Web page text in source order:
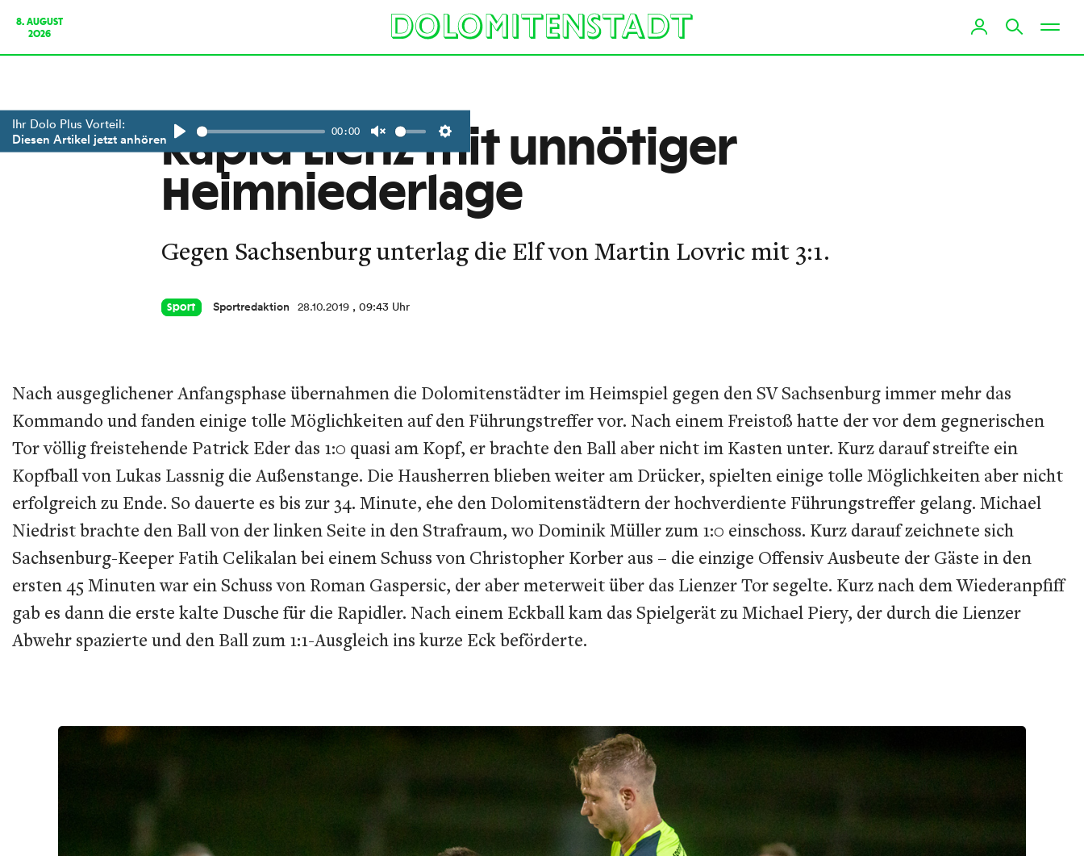
8. AUGUST
2026
Ihr Dolo Plus Vorteil:
Diesen Artikel jetzt anhören
Play
00:00
Unmute Settings
Rapid Lienz mit unnötiger
Heimniederlage
Gegen Sachsenburg unterlag die Elf von Martin Lovric mit 3:1.
Sport Sportredaktion 28.10.2019 , 09:43 Uhr
Nach ausgeglichener Anfangsphase übernahmen die Dolomitenstädter im Heimspiel gegen den SV Sachsenburg immer mehr das
Kommando und fanden einige tolle Möglichkeiten auf den Führungstreffer vor. Nach einem Freistoß hatte der vor dem gegnerischen
Tor völlig freistehende Patrick Eder das 1:0 quasi am Kopf, er brachte den Ball aber nicht im Kasten unter. Kurz darauf streifte ein
Kopfball von Lukas Lassnig die Außenstange. Die Hausherren blieben weiter am Drücker, spielten einige tolle Möglichkeiten aber nicht
erfolgreich zu Ende. So dauerte es bis zur 34. Minute, ehe den Dolomitenstädtern der hochverdiente Führungstreffer gelang. Michael
Niedrist brachte den Ball von der linken Seite in den Strafraum, wo Dominik Müller zum 1:0 einschoss. Kurz darauf zeichnete sich
Sachsenburg-Keeper Fatih Celikalan bei einem Schuss von Christopher Korber aus – die einzige Offensiv Ausbeute der Gäste in den
ersten 45 Minuten war ein Schuss von Roman Gaspersic, der aber meterweit über das Lienzer Tor segelte. Kurz nach dem Wiederanpfiff
gab es dann die erste kalte Dusche für die Rapidler. Nach einem Eckball kam das Spielgerät zu Michael Piery, der durch die Lienzer
Abwehr spazierte und den Ball zum 1:1-Ausgleich ins kurze Eck beförderte.